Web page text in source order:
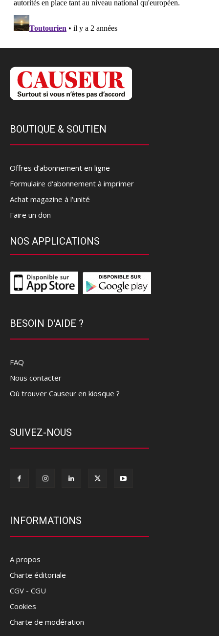
BOUTIQUE & SOUTIEN
Offres d’abonnement en ligne
Formulaire d'abonnement à imprimer
Achat magazine à l'unité
Faire un don
NOS APPLICATIONS
BESOIN D'AIDE ?
FAQ
Nous contacter
Où trouver Causeur en kiosque ?
SUIVEZ-NOUS
INFORMATIONS
A propos
Charte éditoriale
CGV - CGU
Cookies
Charte de modération